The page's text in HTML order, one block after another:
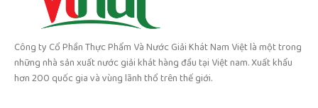
Công ty Cổ Phần Thực Phẩm Và Nước Giải Khát Nam Việt là một trong
những nhà sản xuất nước giải khát hàng đầu tại Việt nam. Xuất khẩu
hơn 200 quốc gia và vùng lãnh thổ trên thế giới.